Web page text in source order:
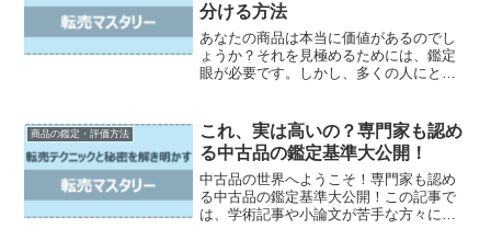
分ける方法
あなたの商品は本当に価値があるのでし
ょうか？それを見極めるためには、鑑定
眼が必要です。しかし、多くの人にとっ
品の価値とは何かを解説し、自分の商品
を客観的に見る方法やマー...
商品の鑑定・評価方法
これ、実は高いの？専門家も認め
る中古品の鑑定基準大公開！
中古品の世界へようこそ！専門家も認め
る中古品の鑑定基準大公開！この記事で
は、学術記事や小論文が苦手な方々に向